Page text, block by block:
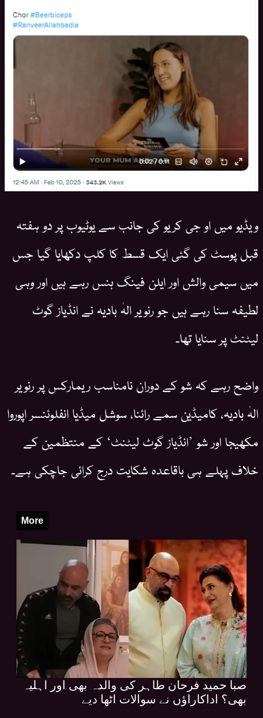
ویڈیو میں او جی کریو کی جانب سے یوٹیوب پر دو ہفتہ
قبل پوسٹ کی گئی ایک قسط کا کلپ دکھایا گیا جس
میں سیمی والش اور ایلن فینگ ہنس رہے ہیں اور وہی
لطیفہ سنا رہے ہیں جو رنویر الہٰ بادیہ نے انڈیاز گوٹ
لیٹنٹ پر سنایا تھا۔
واضح رہے کہ شو کے دوران نامناسب ریمارکس پر رنویر
الہٰ بادیہ، کامیڈین سمے رائنا، سوشل میڈیا انفلوئنسر اپوروا
مکھیجا اور شو ’انڈیاز گوٹ لیٹنٹ‘ کے منتظمین کے
خلاف پہلے ہی باقاعدہ شکایت درج کرائی جاچکی ہے۔
More
صبا حمید فرحان طاہر کی والدہ بھی اور اہلیہ
بھی؟ اداکاراؤں نے سوالات اٹھا دیے